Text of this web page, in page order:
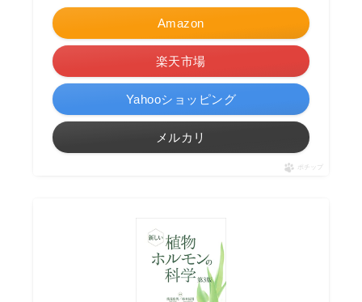
Amazon
楽天市場
Yahooショッピング
メルカリ
ポチップ